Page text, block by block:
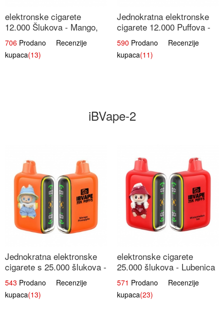
elektronske cigarete
12.000 Šlukova - Mango,
Ananas, Breskva | Tropska
Voćna Mješavina
706 Prodano Recenzije
kupaca(13)
Jednokratna elektronske
cigarete 12.000 Puffova -
Ananas i Kokos Sladoled |
Tropski Desert
590 Prodano Recenzije
kupaca(11)
iBVape-2
Jednokratna elektronske
cigarete s 25.000 šlukova -
Mango & Ananas |
Egzotična Voćna
Mješavina
543 Prodano Recenzije
kupaca(13)
elektronske cigarete
25.000 šlukova - Lubenica
Led | Osježavajući Ljetni
Okus
571 Prodano Recenzije
kupaca(23)